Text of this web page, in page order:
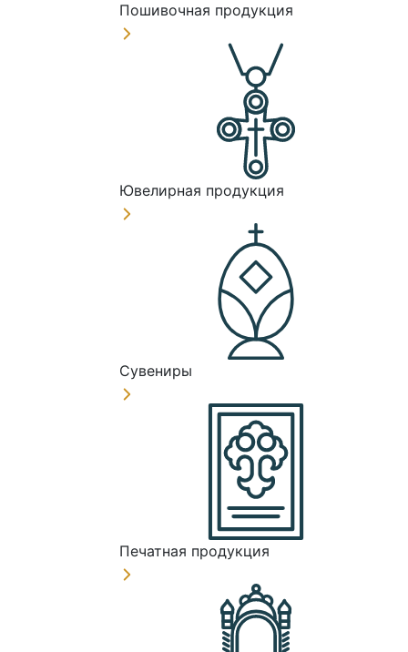
Пошивочная продукция
Ювелирная продукция
Сувениры
Печатная продукция